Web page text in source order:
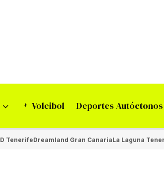
Voleibol Deportes Autóctonos
TenerifeDreamland Gran CanariaLa Laguna